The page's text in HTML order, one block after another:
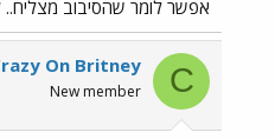
אפשר לומר שהסיבוב
C
On Britney
New member